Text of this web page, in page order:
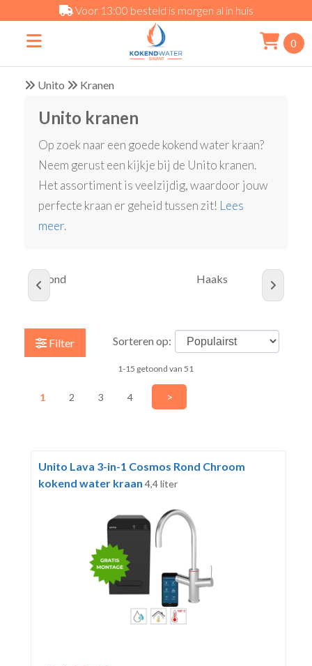
Voor 13:00 besteld is morgen al in huis
0
Unito Kranen
Unito kranen
Op zoek naar een goede kokend water kraan?
Neem gerust een kijkje bij de Unito kranen.
Het assortiment is veelzijdig, waardoor jouw
perfecte kraan er geheid tussen zit! Lees
meer.
Rond Haaks
Filter Sorteren op:
1-15 getoond van 51
1 2 3 4 >
Unito Lava 3-in-1 Cosmos Rond Chroom
kokend water kraan 4,4 liter